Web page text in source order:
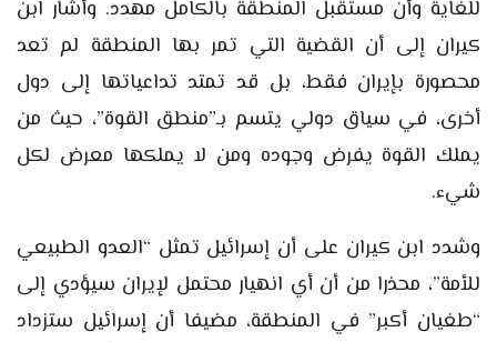
للغاية وأن مستقبل المنطقة بالكامل مهدد. وأشار ابن
كيران إلى أن القضية التي تمر بها المنطقة لم تعد
محصورة بإيران فقط، بل قد تمتد تداعياتها إلى دول
أخرى، في سياق دولي يتسم بـ”منطق القوة”، حيث من
يملك القوة يفرض وجوده ومن لا يملكها معرض لكل
شيء.
وشدد ابن كيران على أن إسرائيل تمثل “العدو الطبيعي
للأمة”، محذرا من أن أي انهيار محتمل لإيران سيؤدي إلى
“طغيان أكبر” في المنطقة، مضيفا أن إسرائيل ستزداد